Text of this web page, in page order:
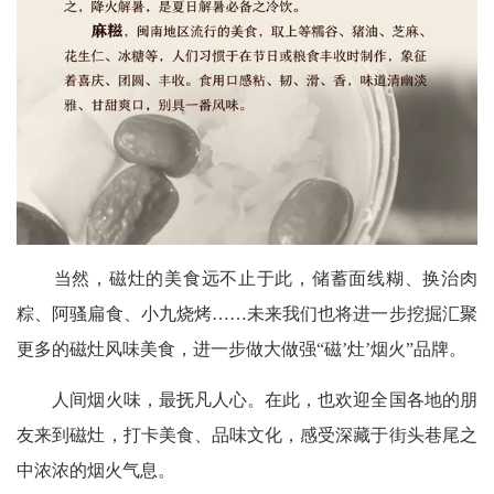
当然，磁灶的美食远不止于此，储蓄面线糊、换治肉
粽、阿骚扁食、小九烧烤……未来我们也将进一步挖掘汇聚
更多的磁灶风味美食，进一步做大做强“磁’灶’烟火”品牌。
人间烟火味，最抚凡人心。在此，也欢迎全国各地的朋
友来到磁灶，打卡美食、品味文化，感受深藏于街头巷尾之
中浓浓的烟火气息。